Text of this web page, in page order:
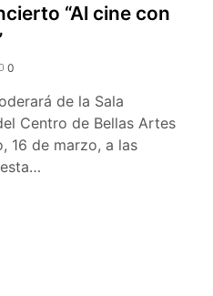
“Al cine con
0
de la Sala
Centro de Bellas Artes
16 de marzo, a las